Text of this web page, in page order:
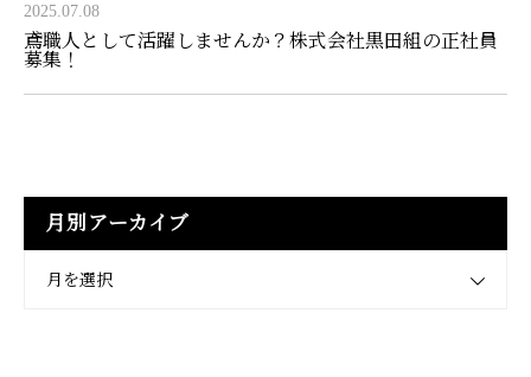
2025.07.08
鳶職人として活躍しませんか？株式会社黒田組の正社員
募集！
月別アーカイブ
月を選択